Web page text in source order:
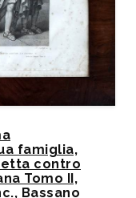
famiglia,
contro
Tomo II,
Bassano